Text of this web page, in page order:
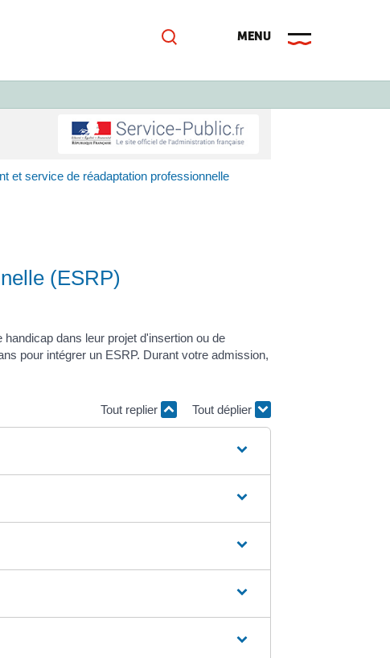
et service de réadaptation professionnelle
(ESRP)
dans leur projet d'insertion ou de
pour intégrer un ESRP. Durant votre admission,
Tout replier Tout déplier